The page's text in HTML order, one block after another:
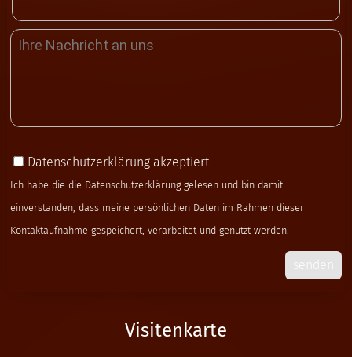
Datenschutzerklärung akzeptiert
Ich habe die die Datenschutzerklärunggelesen und bin damit
einverstanden, dass meine persönlichen Daten im Rahmen dieser
Kontaktaufnahme gespeichert, verarbeitet und genutzt werden.
senden
Visitenkarte